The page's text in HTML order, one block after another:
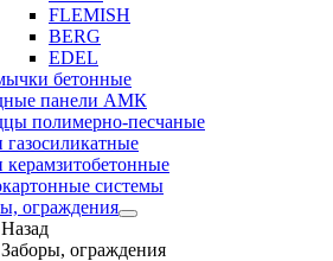
FLEMISH
BERG
EDEL
бетонные
панели АМК
полимерно-песчаные
газосиликатные
керамзитобетонные
системы
ограждения
Назад
Заборы, ограждения